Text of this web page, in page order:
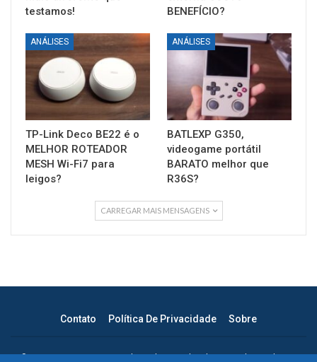
testamos!
BENEFÍCIO?
ANÁLISES
TP-Link Deco BE22 é o
MELHOR ROTEADOR
MESH Wi-Fi7 para
leigos?
ANÁLISES
BATLEXP G350,
videogame portátil
BARATO melhor que
R36S?
CARREGAR MAIS MENSAGENS
Contato Política De Privacidade Sobre
© 2026 - Max Dicas – Tecnologia descomplicada para todos. Todos os